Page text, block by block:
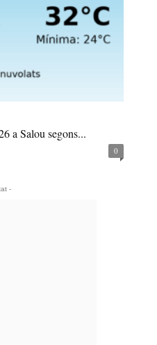
a Salou segons...
0
-